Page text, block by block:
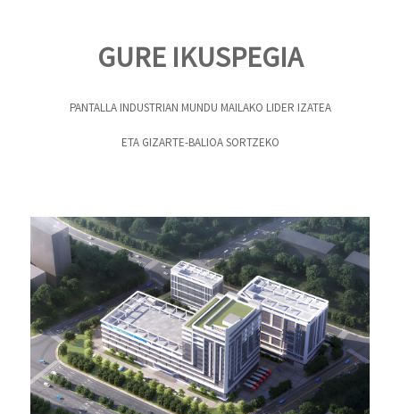
GURE IKUSPEGIA
PANTALLA INDUSTRIAN MUNDU MAILAKO LIDER IZATEA
ETA GIZARTE-BALIOA SORTZEKO